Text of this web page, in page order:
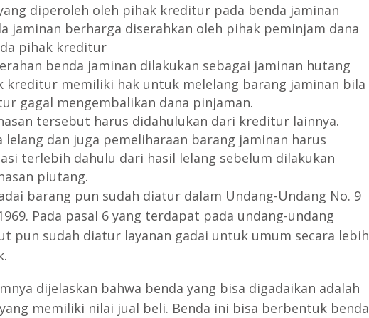
diperoleh oleh pihak kreditur pada benda jaminan
jaminan berharga diserahkan oleh pihak peminjam dana
pihak kreditur
benda jaminan dilakukan sebagai jaminan hutang
kreditur memiliki hak untuk melelang barang jaminan bila
gagal mengembalikan dana pinjaman.
tersebut harus didahulukan dari kreditur lainnya.
lelang dan juga pemeliharaan barang jaminan harus
terlebih dahulu dari hasil lelang sebelum dilakukan
piutang.
barang pun sudah diatur dalam Undang-Undang No. 9
Pada pasal 6 yang terdapat pada undang-undang
pun sudah diatur layanan gadai untuk umum secara lebih
dijelaskan bahwa benda yang bisa digadaikan adalah
memiliki nilai jual beli. Benda ini bisa berbentuk benda